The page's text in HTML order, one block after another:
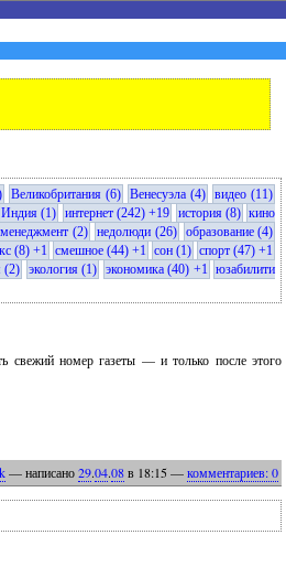
Великобритания (6) Венесуэла (4) видео (11)
Индия (1) интернет (242) +19 история (8) кино
менеджмент (2) недолюди (26) образование (4)
(8) +1 смешное (44) +1 сон (1) спорт (47) +1
(2) экология (1) экономика (40) +1 юзабилити
свежий номер газеты — и только после этого
— написано29.04.08в 18:15—комментариев: 0